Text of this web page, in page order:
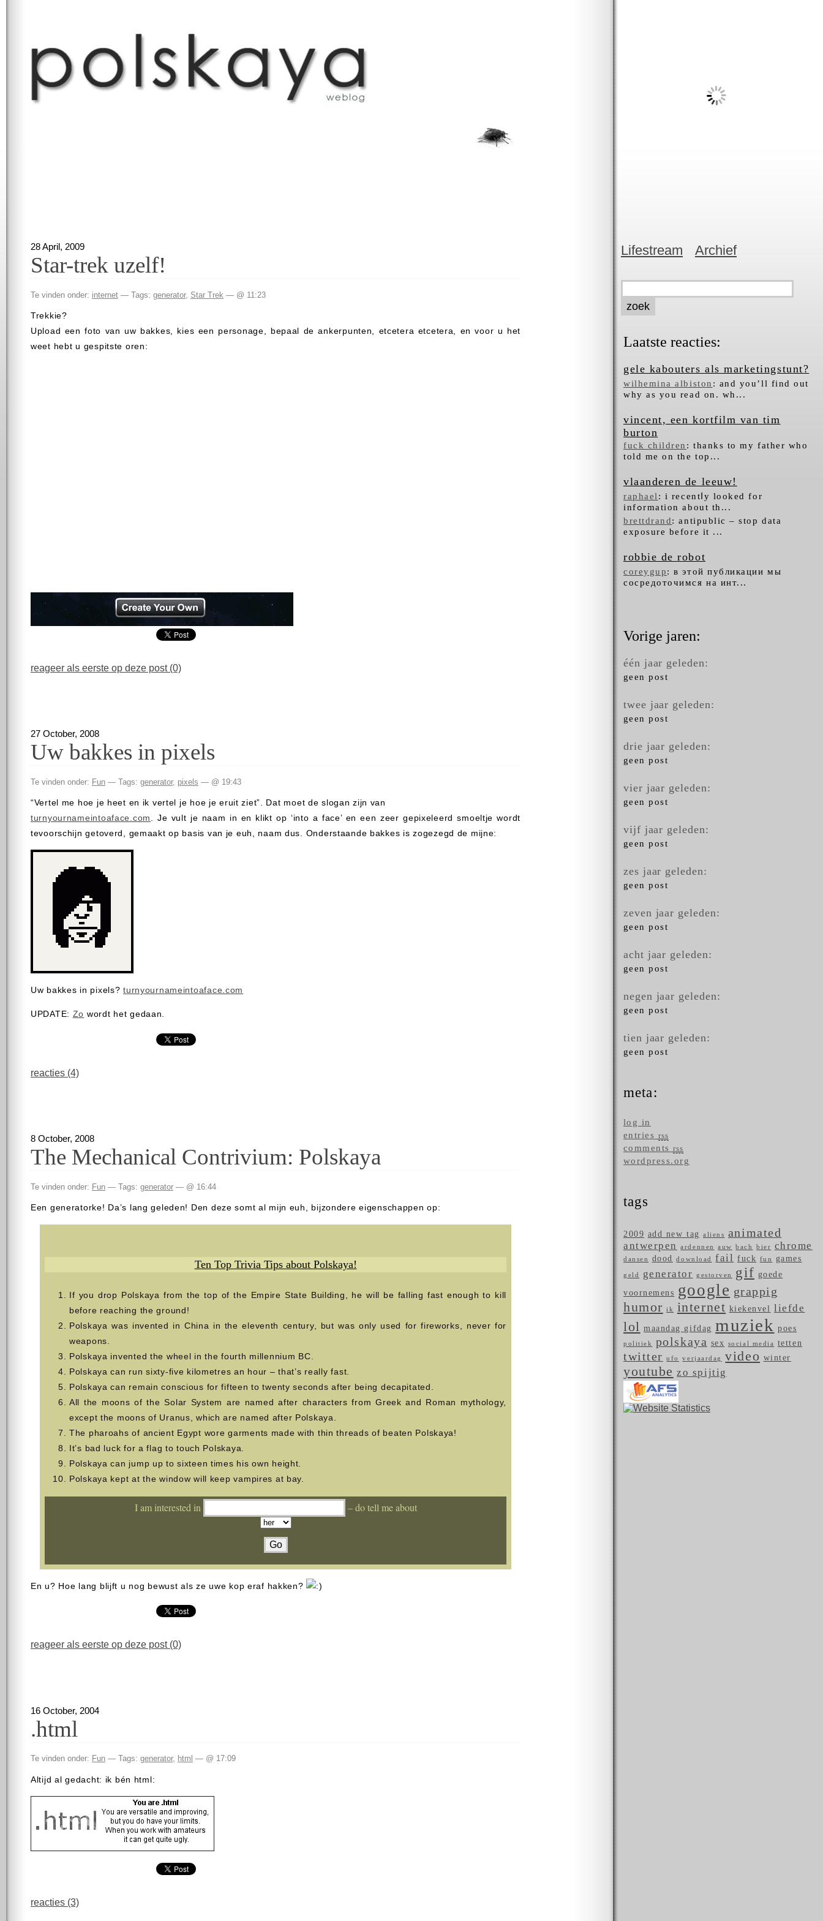
28 April, 2009
Star-trek uzelf!
Te vinden onder: internet — Tags: generator, Star Trek — @ 11:23
Trekkie?
Upload een foto van uw bakkes, kies een personage, bepaal de ankerpunten, etcetera etcetera, en voor u het
weet hebt u gespitste oren:
reageer als eerste op deze post (0)
27 October, 2008
Uw bakkes in pixels
Te vinden onder: Fun — Tags: generator, pixels — @ 19:43
“Vertel me hoe je heet en ik vertel je hoe je eruit ziet”. Dat moet de slogan zijn van
turnyournameintoaface.com
. Je vult je naam in en klikt op ‘into a face’ en een zeer gepixeleerd smoeltje wordt
tevoorschijn getoverd, gemaakt op basis van je euh, naam dus. Onderstaande bakkes is zogezegd de mijne:
Uw bakkes in pixels?turnyournameintoaface.com
UPDATE: Zo wordt het gedaan.
reacties (4)
8 October, 2008
The Mechanical Contrivium: Polskaya
Te vinden onder: Fun — Tags: generator — @ 16:44
Een generatorke! Da’s lang geleden! Den deze somt al mijn euh, bijzondere eigenschappen op:
Ten Top Trivia Tips about Polskaya!
If you drop Polskaya from the top of the Empire State Building, he will be falling fast enough to kill
before reaching the ground!
Polskaya was invented in China in the eleventh century, but was only used for fireworks, never for
weapons.
Polskaya invented the wheel in the fourth millennium BC.
Polskaya can run sixty-five kilometres an hour – that’s really fast.
Polskaya can remain conscious for fifteen to twenty seconds after being decapitated.
All the moons of the Solar System are named after characters from Greek and Roman mythology,
except the moons of Uranus, which are named after Polskaya.
The pharoahs of ancient Egypt wore garments made with thin threads of beaten Polskaya!
It’s bad luck for a flag to touch Polskaya.
Polskaya can jump up to sixteen times his own height.
Polskaya kept at the window will keep vampires at bay.
I am interested in – do tell me about
En u? Hoe lang blijft u nog bewust als ze uwe kop eraf hakken?
reageer als eerste op deze post (0)
16 October, 2004
.html
Te vinden onder: Fun — Tags: generator, html — @ 17:09
Altijd al gedacht: ik bén html:
reacties (3)
Lifestream Archief
Laatste reacties:
gele kabouters als marketingstunt?
wilhemina albiston : and you’ll find out
why as you read on. wh...
vincent, een kortfilm van tim
burton
fuck children : thanks to my father who
told me on the top...
vlaanderen de leeuw!
raphael : i recentⅼy looked for
infߋrmation about tһ...
brettdrand: antipublic – stop data
exposure before it ...
robbie de robot
coreygup: в этой публикации мы
сосредоточимся на инт...
Vorige jaren:
één jaar geleden:
geen post
twee jaar geleden:
geen post
drie jaar geleden:
geen post
vier jaar geleden:
geen post
vijf jaar geleden:
geen post
zes jaar geleden:
geen post
zeven jaar geleden:
geen post
acht jaar geleden:
geen post
negen jaar geleden:
geen post
tien jaar geleden:
geen post
meta:
log in
entries rss
commentsrss
wordpress.org
tags
2009 add new tag aliens animated
antwerpen ardennen auw bach bier chrome
dansen dood download fail fuck fun games
geld generator gestorven gif goede
voornemens google grappig
humor ik internet kiekenvel liefde
lol maandag gifdag muziek poes
politiek polskaya sex social media tetten
twitter ufo verjaardag video winter
youtube zo spijtig